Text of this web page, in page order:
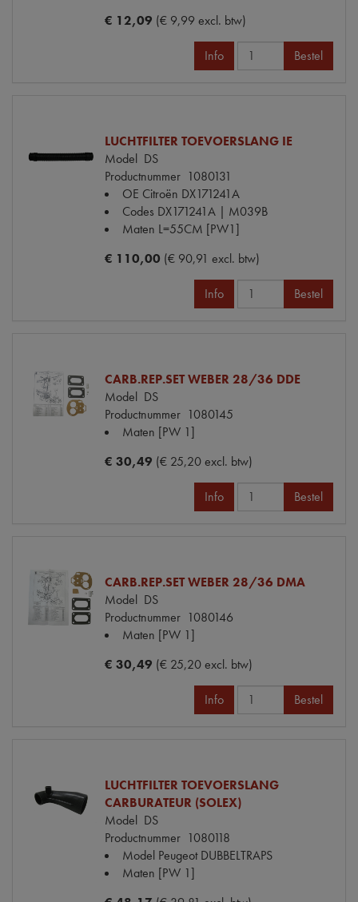
€ 12,09 (€ 9,99 excl. btw)
Info Bestel
LUCHTFILTER TOEVOERSLANG IE
Model DS
Productnummer 1080131
OE Citroën DX171241A
Codes DX171241A | M039B
Maten L=55CM [PW1]
€ 110,00 (€ 90,91 excl. btw)
Info Bestel
CARB.REP.SET WEBER 28/36 DDE
Model DS
Productnummer 1080145
Maten [PW 1]
€ 30,49 (€ 25,20 excl. btw)
Info Bestel
CARB.REP.SET WEBER 28/36 DMA
Model DS
Productnummer 1080146
Maten [PW 1]
€ 30,49 (€ 25,20 excl. btw)
Info Bestel
LUCHTFILTER TOEVOERSLANG
CARBURATEUR (SOLEX)
Model DS
Productnummer 1080118
Model Peugeot DUBBELTRAPS
Maten [PW 1]